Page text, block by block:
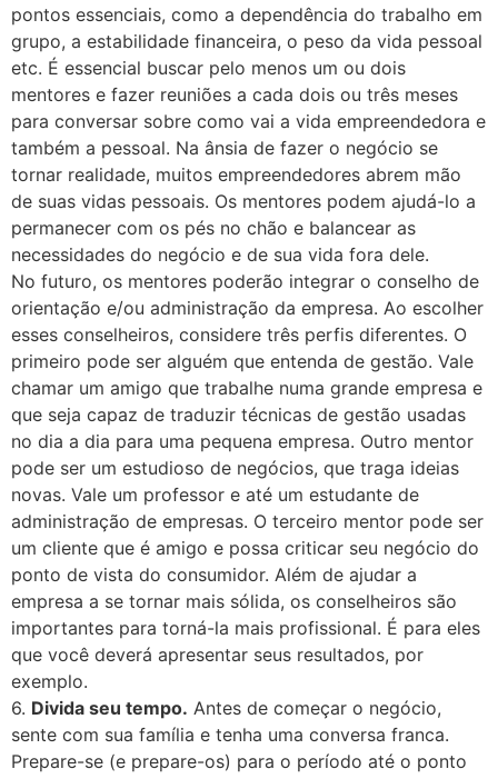
pontos essenciais, como a dependência do trabalho em
grupo, a estabilidade financeira, o peso da vida pessoal
etc. É essencial buscar pelo menos um ou dois
mentores e fazer reuniões a cada dois ou três meses
para conversar sobre como vai a vida empreendedora e
também a pessoal. Na ânsia de fazer o negócio se
tornar realidade, muitos empreendedores abrem mão
de suas vidas pessoais. Os mentores podem ajudá-lo a
permanecer com os pés no chão e balancear as
necessidades do negócio e de sua vida fora dele.
No futuro, os mentores poderão integrar o conselho de
orientação e/ou administração da empresa. Ao escolher
esses conselheiros, considere três perfis diferentes. O
primeiro pode ser alguém que entenda de gestão. Vale
chamar um amigo que trabalhe numa grande empresa e
que seja capaz de traduzir técnicas de gestão usadas
no dia a dia para uma pequena empresa. Outro mentor
pode ser um estudioso de negócios, que traga ideias
novas. Vale um professor e até um estudante de
administração de empresas. O terceiro mentor pode ser
um cliente que é amigo e possa criticar seu negócio do
ponto de vista do consumidor. Além de ajudar a
empresa a se tornar mais sólida, os conselheiros são
importantes para torná-la mais profissional. É para eles
que você deverá apresentar seus resultados, por
exemplo.
6. Divida seu tempo. Antes de começar o negócio,
sente com sua família e tenha uma conversa franca.
Prepare-se (e prepare-os) para o período até o ponto